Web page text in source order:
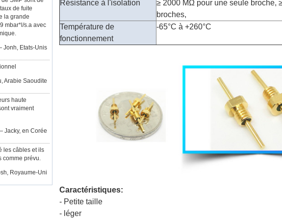
de fuite
la grande
mbar*l/s.a avec
Etats-Unis
Arabie Saoudite
haute
vraiment
en Corée
les câbles et ils
comme prévu.
Royaume-Uni
Résistance à l'isolation
≥ 2000 MΩ pour une seule broche,
broches,
Température de
fonctionnement
-65°C à +260°C
Caractéristiques:
- Petite taille
- léger